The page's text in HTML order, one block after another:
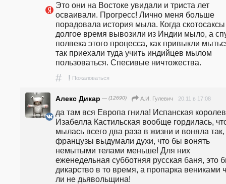
Это они на Востоке увидали и триста лет
осваивали. Прогресс! Лично меня больше
порадовала история мыла. Когда скотосаксы
долгое время вывозили из Индии мыло, а
полвека этого процесса, как привыкли
так приехали туда учить индийцев мылом
пользоваться. Спесивые ничтожества.
# ! Пожаловаться
Алекс Дикар — (12690) А.И. Гулевич 20.11 в 17:08
да там вся Европа гнила! Испанская
Изабелла Кастильская вообще гордилась,
мылась всего два раза в жизни и воняла так,
французы выдумали духи, что бы вонять
немытыми телами меньше! Для них
еженедельная субботняя русская баня, это
дикарство в то время, а пропарка вениками
ли не дьявольщина!